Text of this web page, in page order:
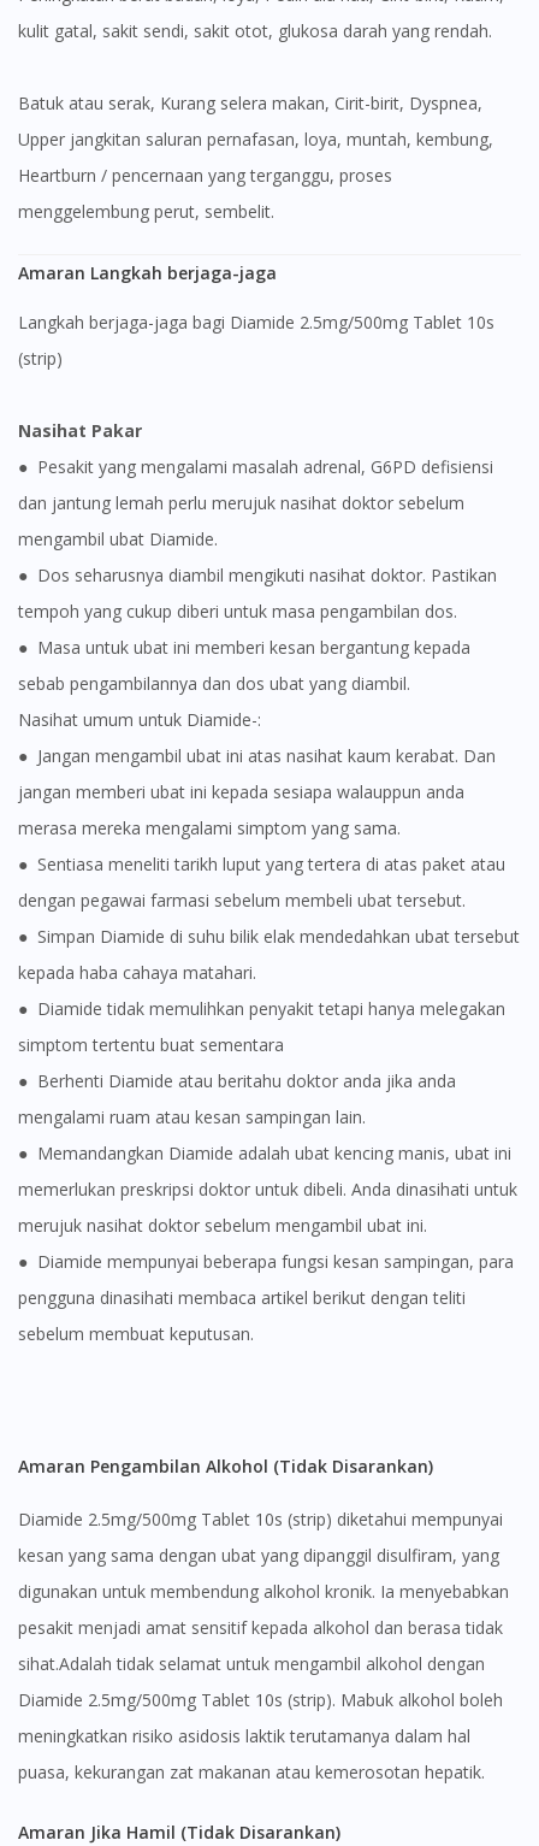
Visit DoctorOnCall Singapore
kulit gatal, sakit sendi, sakit otot, glukosa darah yang rendah.
Batuk atau serak, Kurang selera makan, Cirit-birit, Dyspnea,
Upper jangkitan saluran pernafasan, loya, muntah, kembung,
Heartburn / pencernaan yang terganggu, proses
menggelembung perut, sembelit.
Amaran Langkah berjaga-jaga
Langkah berjaga-jaga bagi Diamide 2.5mg/500mg Tablet 10s
(strip)
Nasihat Pakar
● Pesakit yang mengalami masalah adrenal, G6PD defisiensi
dan jantung lemah perlu merujuk nasihat doktor sebelum
mengambil ubat Diamide.
● Dos seharusnya diambil mengikuti nasihat doktor. Pastikan
tempoh yang cukup diberi untuk masa pengambilan dos.
● Masa untuk ubat ini memberi kesan bergantung kepada
sebab pengambilannya dan dos ubat yang diambil.
Nasihat umum untuk Diamide-:
● Jangan mengambil ubat ini atas nasihat kaum kerabat. Dan
jangan memberi ubat ini kepada sesiapa walauppun anda
merasa mereka mengalami simptom yang sama.
● Sentiasa meneliti tarikh luput yang tertera di atas paket atau
dengan pegawai farmasi sebelum membeli ubat tersebut.
● Simpan Diamide di suhu bilik elak mendedahkan ubat tersebut
kepada haba cahaya matahari.
● Diamide tidak memulihkan penyakit tetapi hanya melegakan
simptom tertentu buat sementara
● Berhenti Diamide atau beritahu doktor anda jika anda
mengalami ruam atau kesan sampingan lain.
● Memandangkan Diamide adalah ubat kencing manis, ubat ini
memerlukan preskripsi doktor untuk dibeli. Anda dinasihati untuk
merujuk nasihat doktor sebelum mengambil ubat ini.
● Diamide mempunyai beberapa fungsi kesan sampingan, para
pengguna dinasihati membaca artikel berikut dengan teliti
sebelum membuat keputusan.
Amaran Pengambilan Alkohol (Tidak Disarankan)
Diamide 2.5mg/500mg Tablet 10s (strip) diketahui mempunyai
kesan yang sama dengan ubat yang dipanggil disulfiram, yang
digunakan untuk membendung alkohol kronik. Ia menyebabkan
pesakit menjadi amat sensitif kepada alkohol dan berasa tidak
sihat.Adalah tidak selamat untuk mengambil alkohol dengan
Diamide 2.5mg/500mg Tablet 10s (strip). Mabuk alkohol boleh
meningkatkan risiko asidosis laktik terutamanya dalam hal
puasa, kekurangan zat makanan atau kemerosotan hepatik.
Amaran Jika Hamil (Tidak Disarankan)